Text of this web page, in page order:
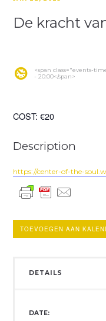
De kracht
<span class="events-
- 20:00</span>
COST:€20
Description
https://center-of-the-
TOEVOEGEN AAN
DETAILS
DATE: